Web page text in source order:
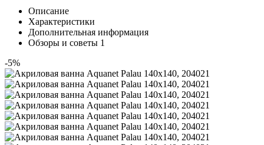
Описание
Характеристики
Дополнительная информация
Обзоры и советы 1
-5%